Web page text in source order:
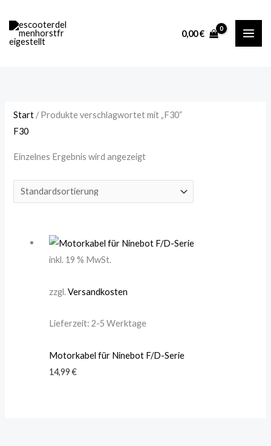
Inhalt
springen
0,00€
e
Start / Produkte verschlagwortet mit „F30“
F30
Einzelnes Ergebnis wird angezeigt
inkl. 19 % MwSt.
zzgl.Versandkosten
Lieferzeit: 2-5 Werktage
Motorkabel für Ninebot F/D-Serie
14,99€